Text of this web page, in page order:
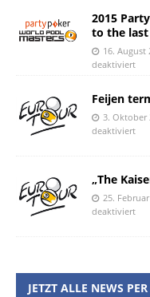
2015
to the
16. August
deaktiviert
Feijen
3. Oktober
deaktiviert
„The
25.
deaktiviert
JETZT ALLE NEWS